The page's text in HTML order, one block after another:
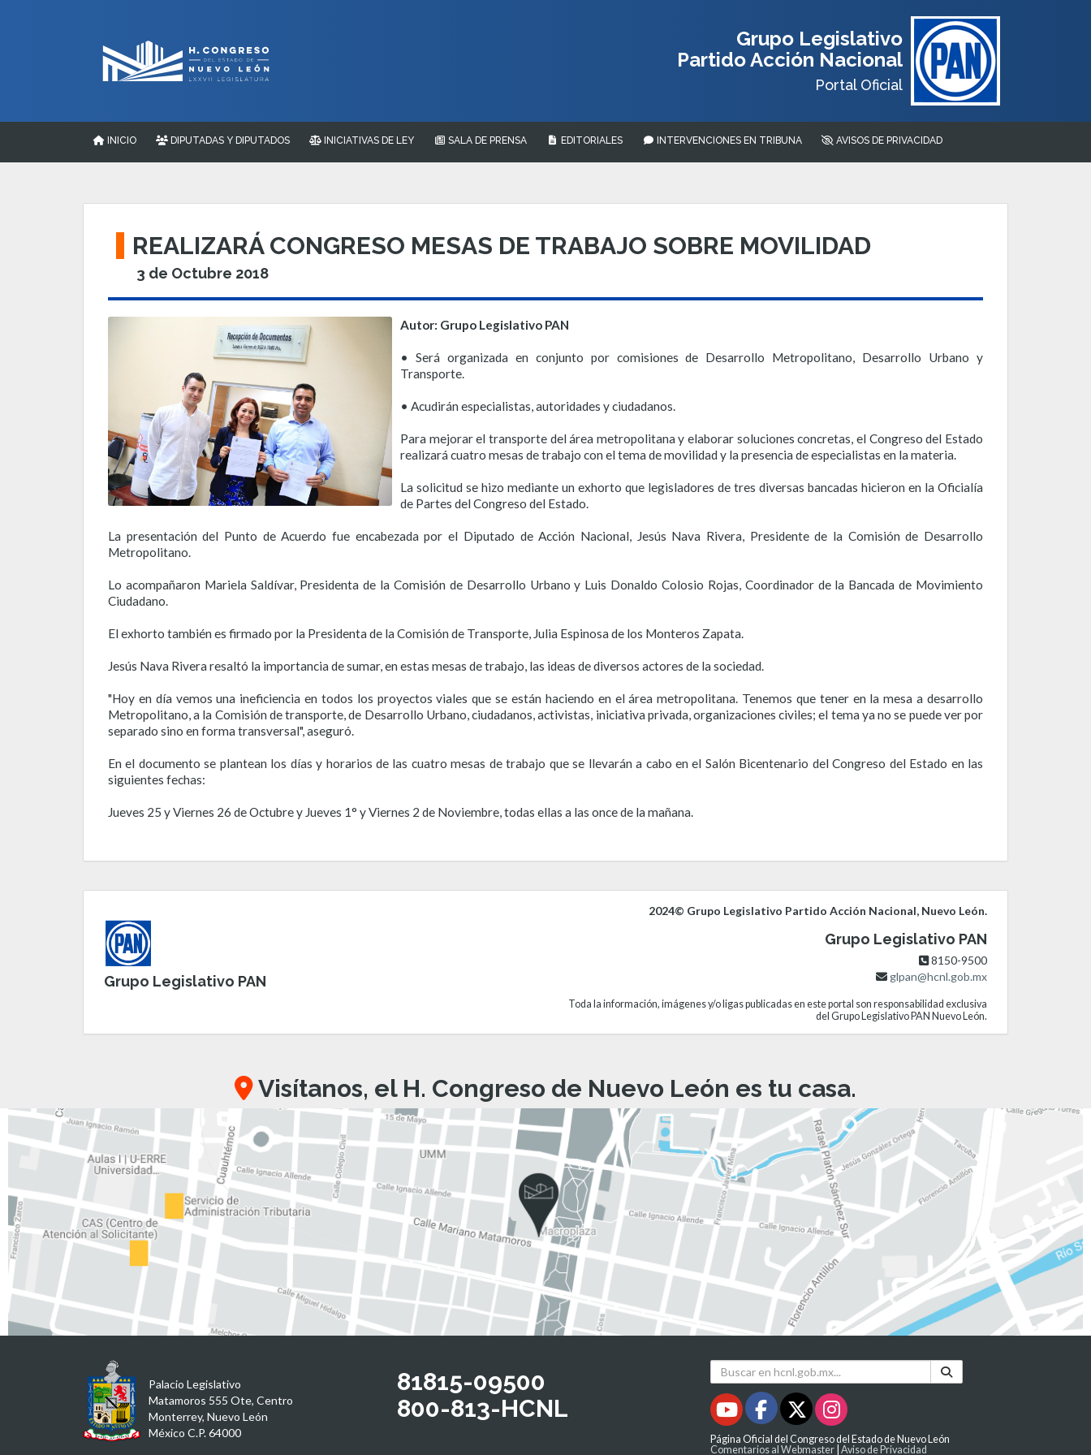
Grupo Legislativo
Partido Acción Nacional
Portal Oficial
INICIO DIPUTADAS Y DIPUTADOS INICIATIVAS DE LEY SALA DE PRENSA EDITORIALES INTERVENCIONES EN TRIBUNA AVISOS DE PRIVACIDAD
REALIZARÁ CONGRESO MESAS DE TRABAJO SOBRE MOVILIDAD
3 de Octubre 2018
Autor: Grupo Legislativo PAN
• Será organizada en conjunto por comisiones de Desarrollo Metropolitano, Desarrollo Urbano y
Transporte.
• Acudirán especialistas, autoridades y ciudadanos.
Para mejorar el transporte del área metropolitana y elaborar soluciones concretas, el Congreso del Estado
realizará cuatro mesas de trabajo con el tema de movilidad y la presencia de especialistas en la materia.
La solicitud se hizo mediante un exhorto que legisladores de tres diversas bancadas hicieron en la Oficialía
de Partes del Congreso del Estado.
La presentación del Punto de Acuerdo fue encabezada por el Diputado de Acción Nacional, Jesús Nava Rivera, Presidente de la Comisión de Desarrollo
Metropolitano.
Lo acompañaron Mariela Saldívar, Presidenta de la Comisión de Desarrollo Urbano y Luis Donaldo Colosio Rojas, Coordinador de la Bancada de Movimiento
Ciudadano.
El exhorto también es firmado por la Presidenta de la Comisión de Transporte, Julia Espinosa de los Monteros Zapata.
Jesús Nava Rivera resaltó la importancia de sumar, en estas mesas de trabajo, las ideas de diversos actores de la sociedad.
"Hoy en día vemos una ineficiencia en todos los proyectos viales que se están haciendo en el área metropolitana. Tenemos que tener en la mesa a desarrollo
Metropolitano, a la Comisión de transporte, de Desarrollo Urbano, ciudadanos, activistas, iniciativa privada, organizaciones civiles; el tema ya no se puede ver por
separado sino en forma transversal", aseguró.
En el documento se plantean los días y horarios de las cuatro mesas de trabajo que se llevarán a cabo en el Salón Bicentenario del Congreso del Estado en las
siguientes fechas:
Jueves 25 y Viernes 26 de Octubre y Jueves 1° y Viernes 2 de Noviembre, todas ellas a las once de la mañana.
Grupo Legislativo PAN
2024© Grupo Legislativo Partido Acción Nacional, Nuevo León.
Grupo Legislativo PAN
8150-9500
glpan@hcnl.gob.mx
Toda la información, imágenes y/o ligas publicadas en este portal son responsabilidad exclusiva
del Grupo Legislativo PAN Nuevo León.
Visítanos, el H. Congreso de Nuevo León es tu casa.
Palacio Legislativo
Matamoros 555 Ote, Centro
Monterrey, Nuevo León
México C.P. 64000
81815-09500
800-813-HCNL
Página Oficial del Congreso del Estado de Nuevo León
Comentarios al Webmaster |Aviso de Privacidad